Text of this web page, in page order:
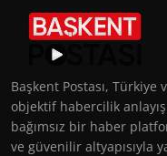
Başkent Postası,
objektif habercilik
bağımsız bir haber
ve güvenilir altyapısıyla